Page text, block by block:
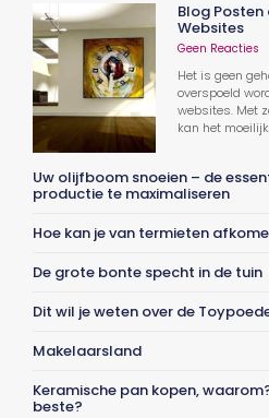
Blog
Websites
Geen Reacties
Het is geen
overspoeld
websites. Met
kan het moeilijk
Uw olijfboom snoeien – de
productie te maximaliseren
Hoe kan je van termieten
De grote bonte specht in de tuin
Dit wil je weten over de
Makelaarsland
Keramische pan kopen,
beste?